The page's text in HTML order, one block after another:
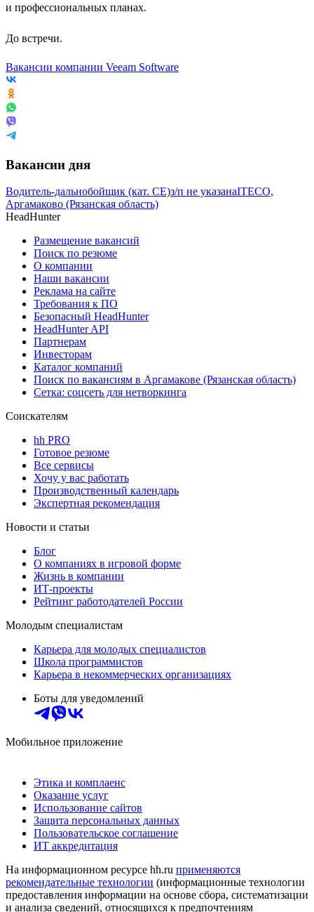
и профессиональных планах.
До встречи.
Вакансии компании Veeam Software
Вакансии дня
Водитель-дальнобойщик (кат. CE)з/п не указанаITECO,
Аргамаково (Рязанская область)
HeadHunter
Размещение вакансий
Поиск по резюме
О компании
Наши вакансии
Реклама на сайте
Требования к ПО
Безопасный HeadHunter
HeadHunter API
Партнерам
Инвесторам
Каталог компаний
Поиск по вакансиям в Аргамакове (Рязанская область)
Сетка: соцсеть для нетворкинга
Соискателям
hh PRO
Готовое резюме
Все сервисы
Хочу у вас работать
Производственный календарь
Экспертная рекомендация
Новости и статьи
Блог
О компаниях в игровой форме
Жизнь в компании
ИТ-проекты
Рейтинг работодателей России
Молодым специалистам
Карьера для молодых специалистов
Школа программистов
Карьера в некоммерческих организациях
Боты для уведомлений
Мобильное приложение
Этика и комплаенс
Оказание услуг
Использование сайтов
Защита персональных данных
Пользовательское соглашение
ИТ аккредитация
На информационном ресурсе hh.ru применяются
рекомендательные технологии (информационные технологии
предоставления информации на основе сбора, систематизации
и анализа сведений, относящихся к предпочтениям